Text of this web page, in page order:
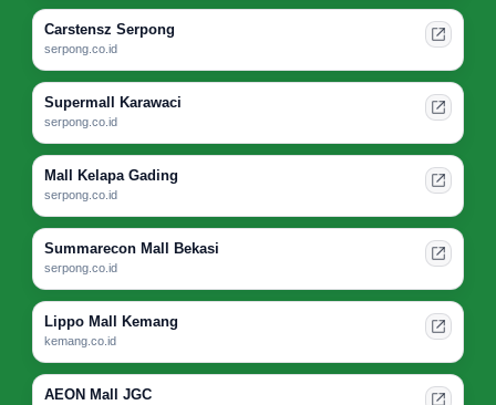
Carstensz Serpong
serpong.co.id
Supermall Karawaci
serpong.co.id
Mall Kelapa Gading
serpong.co.id
Summarecon Mall Bekasi
serpong.co.id
Lippo Mall Kemang
kemang.co.id
AEON Mall JGC